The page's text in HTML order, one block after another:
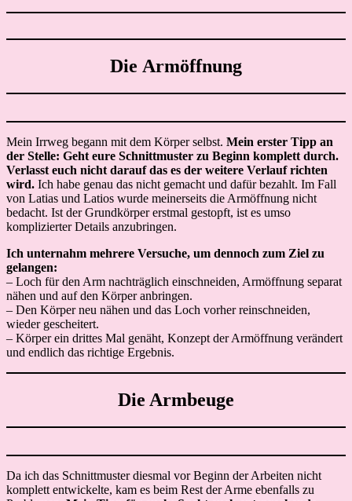
Die Armöffnung
Mein Irrweg begann mit dem Körper selbst. Mein erster Tipp an
der Stelle: Geht eure Schnittmuster zu Beginn komplett durch.
Verlasst euch nicht darauf das es der weitere Verlauf richten
wird. Ich habe genau das nicht gemacht und dafür bezahlt. Im Fall
von Latias und Latios wurde meinerseits die Armöffnung nicht
bedacht. Ist der Grundkörper erstmal gestopft, ist es umso
komplizierter Details anzubringen.
Ich unternahm mehrere Versuche, um dennoch zum Ziel zu
gelangen:
– Loch für den Arm nachträglich einschneiden, Armöffnung separat
nähen und auf den Körper anbringen.
– Den Körper neu nähen und das Loch vorher reinschneiden,
wieder gescheitert.
– Körper ein drittes Mal genäht, Konzept der Armöffnung verändert
und endlich das richtige Ergebnis.
Die Armbeuge
Da ich das Schnittmuster diesmal vor Beginn der Arbeiten nicht
komplett entwickelte, kam es beim Rest der Arme ebenfalls zu